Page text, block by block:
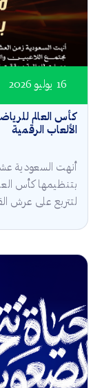
كأس العالم
الألعاب الرقمية
16 يوليو 2026
أنهت السعودية
بتنظيمها كأس
لتتربع على عرش